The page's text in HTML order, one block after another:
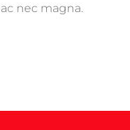
nec magna.